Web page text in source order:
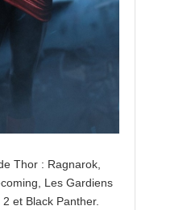
Thor : Ragnarok,
Les Gardiens
et Black Panther.